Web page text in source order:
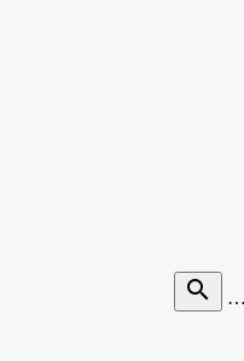
search